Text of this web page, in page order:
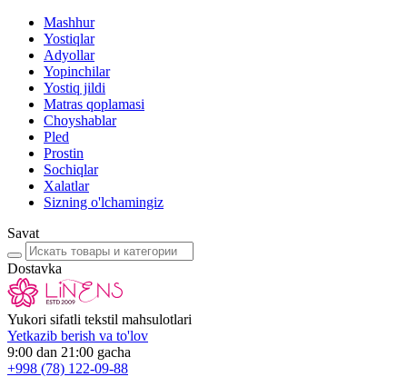
Mashhur
Yostiqlar
Adyollar
Yopinchilar
Yostiq jildi
Matras qoplamasi
Choyshablar
Pled
Prostin
Sochiqlar
Xalatlar
Sizning o'lchamingiz
Savat
Dostavka
Yukori sifatli tekstil mahsulotlari
Yetkazib berish va to'lov
9:00 dan 21:00 gacha
+998 (78) 122-09-88